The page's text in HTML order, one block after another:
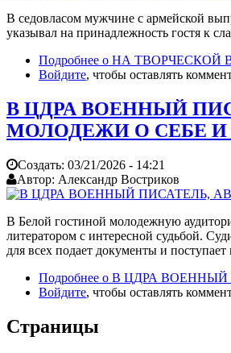
В седовласом мужчине с армейской
указывал на принадлежность гостя к
Подробнее о НА ТВОРЧЕСКОЙ
Войдите, чтобы оставлять
В ЦДРА ВОЕННЫЙ
МОЛОДЕЖИ О СЕБЕ И
Создать: 03/21/2026 - 14:21
Автор: Александр Востриков
В Белой гостиной молодежную
литератором с интересной судьбой.
для всех подает документы и
Подробнее о В ЦДРА
Войдите, чтобы оставлять
Страницы